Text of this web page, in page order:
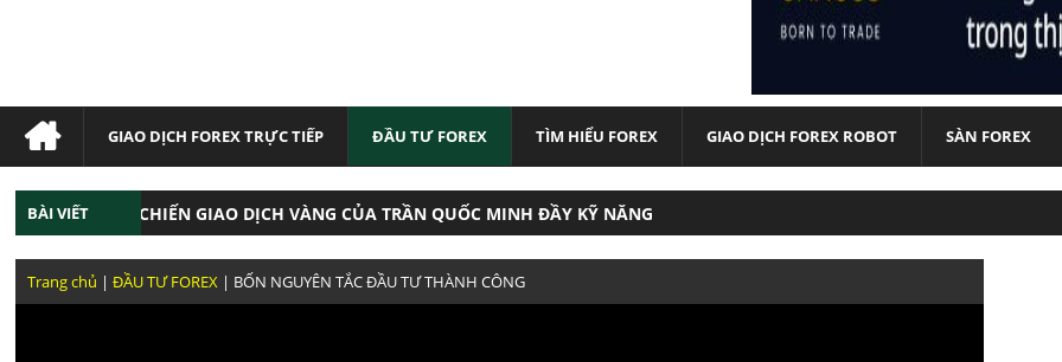
GIAO DỊCH FOREX TRỰC TIẾP ĐẦU TƯ FOREX TÌM HIỂU FOREX GIAO DỊCH FOREX ROBOT SÀN FOREX
BÀI VIẾTTHỰC CHIẾN GIAO DỊCH VÀNG CỦA TRẦN QUỐC MINH ĐẦY KỸ NĂNG
GIAO DỊCH NHƯ TRẦN QUỐC MINH GIAO DỊCH FOREX HIỆU QUẢ VẬY VIỆC GHÌ PHẢI LỖI TRADING VIEW RA
Trang chủ |ĐẦU TƯ FOREX | BỐN NGUYÊN TẮC ĐẦU TƯ THÀNH CÔNG